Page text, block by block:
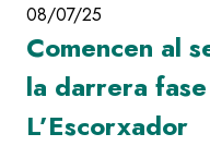
08/07/25
Comencen al
la darrera
L’Escorxador